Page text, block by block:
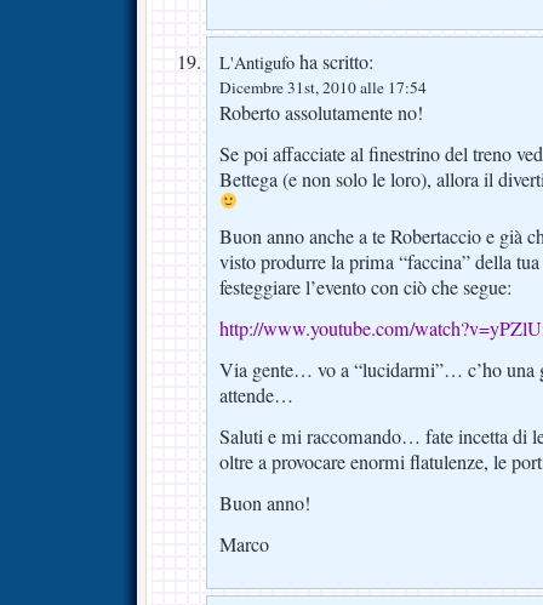
L'Antigufo ha scritto:
Dicembre 31st, 2010 alle 17:54
Roberto assolutamente no!
Se poi affacciate al finestrino del treno
Bettega (e non solo le loro), allora il
Buon anno anche a te Robertaccio e già
visto produrre la prima “faccina” della
festeggiare l’evento con ciò che segue:
http://www.youtube.com/
Via gente… vo a “lucidarmi”… c’ho una
attende…
Saluti e mi raccomando… fate incetta di
oltre a provocare enormi flatulenze, le
Buon anno!
Marco